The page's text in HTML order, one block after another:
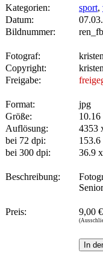
Kategorien: sport,
Datum:
Bildnummer:
Fotograf:
Copyright:
Freigabe:
Format:
jpg
Größe:
Auflösung:
4353
bei 72 dpi:
bei 300 dpi:
36.9
Beschreibung:
Preis: 9,00